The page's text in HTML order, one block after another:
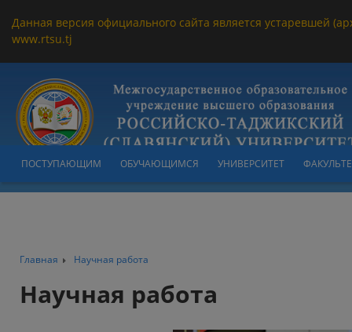
Данная версия официального сайта является устаревшей
www.rtsu.tj
ПОСТУПАЮЩИМ ОБУЧАЮЩИМСЯ УНИВЕРСИТЕТ
Главная Научная работа
Научная работа